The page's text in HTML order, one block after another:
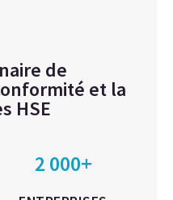
de
et la
HSE
2 000+